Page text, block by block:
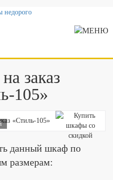
заказ
105»
данный шкаф по
размерам: